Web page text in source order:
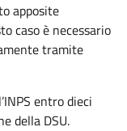
apposite
caso è necessario
tramite
entro dieci
della DSU.